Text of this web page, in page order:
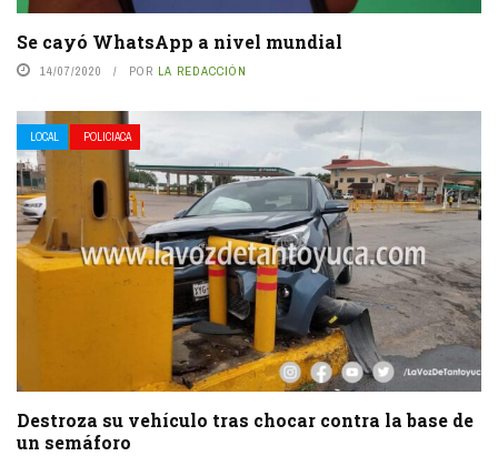
Se cayó WhatsApp a nivel mundial
14/07/2020 POR LA REDACCIÓN
LOCAL POLICIACA
Destroza su vehículo tras chocar contra la base de
un semáforo